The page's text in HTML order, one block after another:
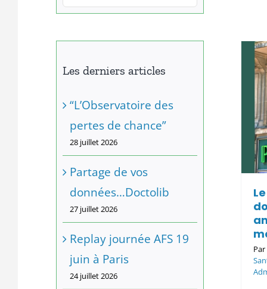
plafond annuel
des franchises
médicales
01/ Santé et Médecine
Administration et Lois
Par
Les derniers articles
“L’Observatoire des
pertes de chance”
28 juillet 2026
Partage de vos
données…Doctolib
27 juillet 2026
Replay journée AFS 19
juin à Paris
24 juillet 2026